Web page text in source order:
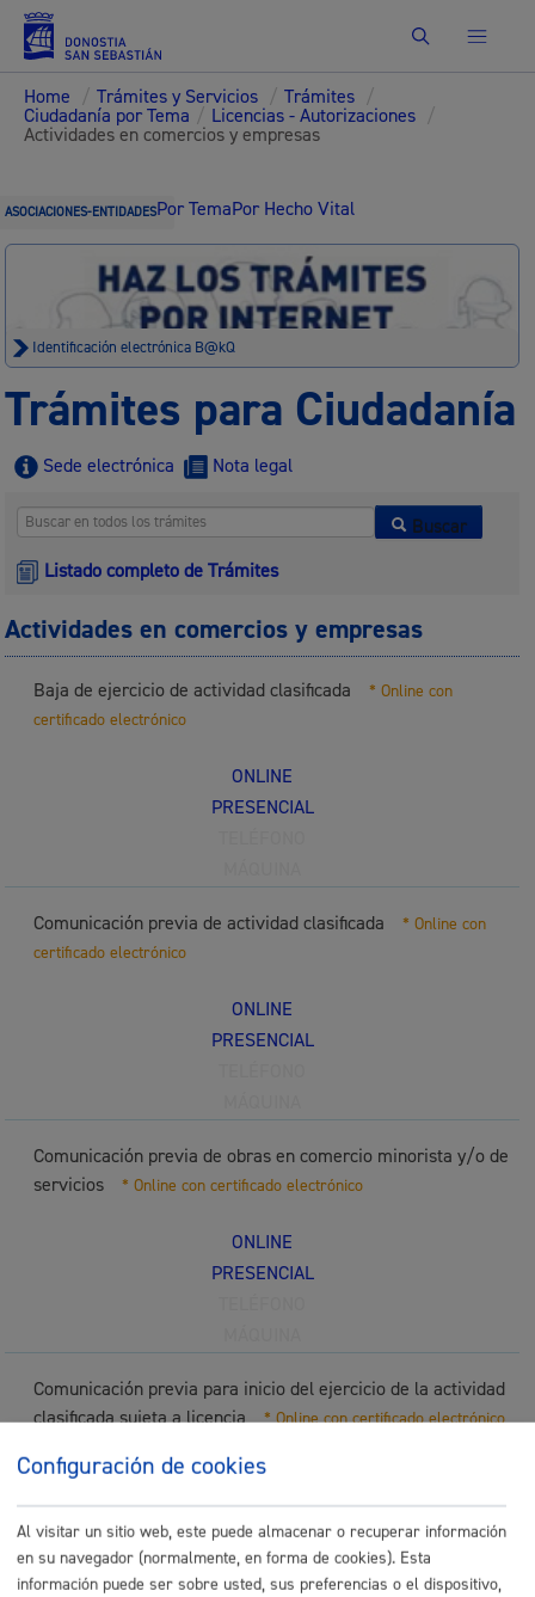
Buscar
Home / Trámites y Servicios / Trámites /
Ciudadanía por Tema / Licencias - Autorizaciones /
Actividades en comercios y empresas
ASOCIACIONES-ENTIDADESPor TemaPor Hecho Vital
Identificación electrónica B@kQ
Trámites para Ciudadanía
Sede electrónica Nota legal
Buscar
Listado completo de Trámites
Actividades en comercios y empresas
Baja de ejercicio de actividad clasificada
* Online con
certificado electrónico
ONLINE
PRESENCIAL
Comunicación previa de actividad clasificada
* Online con
certificado electrónico
ONLINE
PRESENCIAL
Comunicación previa de obras en comercio minorista y/o de
servicios
* Online con certificado electrónico
ONLINE
PRESENCIAL
Comunicación previa para inicio del ejercicio de la actividad
clasificada sujeta a licencia
* Online con certificado electrónico
ONLINE
PRESENCIAL
TELÉFONO
MÁQUINA
Configuración de cookies
Al visitar un sitio web, este puede almacenar o recuperar información
en su navegador (normalmente, en forma de cookies). Esta
información puede ser sobre usted, sus preferencias o el dispositivo,